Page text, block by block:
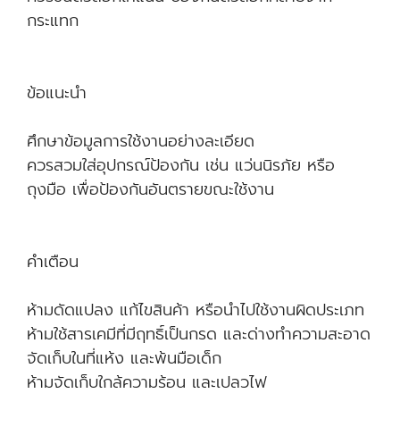
กระแทก
ข้อแนะนำ
ศึกษาข้อมูลการใช้งานอย่างละเอียด
ควรสวมใส่อุปกรณ์ป้องกัน เช่น แว่นนิรภัย หรือ
ถุงมือ เพื่อป้องกันอันตรายขณะใช้งาน
คำเตือน
ห้ามดัดแปลง แก้ไขสินค้า หรือนำไปใช้งานผิดประเภท
ห้ามใช้สารเคมีที่มีฤทธิ์เป็นกรด และด่างทำความสะอาด
จัดเก็บในที่แห้ง และพ้นมือเด็ก
ห้ามจัดเก็บใกล้ความร้อน และเปลวไฟ